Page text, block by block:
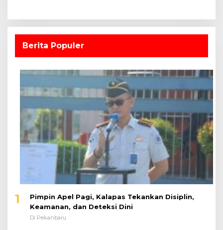
Berita Populer
1
Pimpin Apel Pagi, Kalapas Tekankan Disiplin,
Keamanan, dan Deteksi Dini
Di Pekanbaru